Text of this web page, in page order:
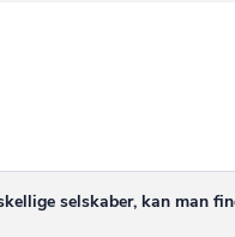
selskaber, kan man